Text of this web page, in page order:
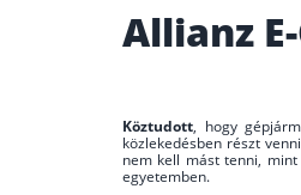
Allianz
Köztudott, hogy
közlekedésben részt
nem kell mást tenni,
egyetemben.